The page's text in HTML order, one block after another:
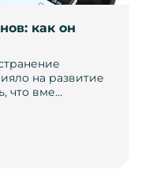
как он
на развитие
что вме…